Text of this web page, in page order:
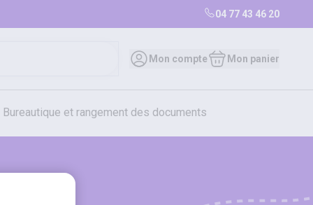
04 77 43 46 20
Mon compte Mon panier
bureautique et rangement des documents